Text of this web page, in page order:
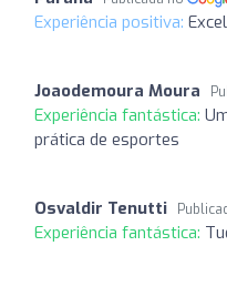
Experiência positiva:
Joaodemoura Moura
Experiência fantástica:
prática de esportes
Osvaldir Tenutti
Experiência fantástica: